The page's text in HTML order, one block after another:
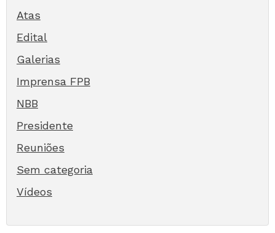
Atas
Edital
Galerias
Imprensa FPB
NBB
Presidente
Reuniões
Sem categoria
Vídeos